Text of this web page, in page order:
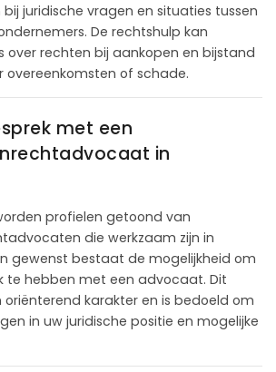
juridische vragen en situaties tussen
De rechtshulp kan
over rechten bij aankopen en bijstand
overeenkomsten of schade.
met een
in
profielen getoond van
die werkzaam zijn in
gewenst bestaat de mogelijkheid om
te hebben met een advocaat. Dit
karakter en is bedoeld om
in uw juridische positie en mogelijke